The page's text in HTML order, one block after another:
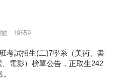
: 19659
考試招生(二)7學系（美術、書
電影）榜單公告，正取生242